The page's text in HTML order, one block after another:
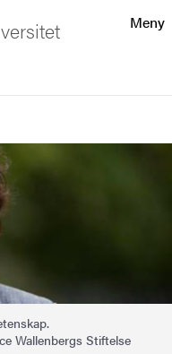
Meny
Wallenbergs Stiftelse